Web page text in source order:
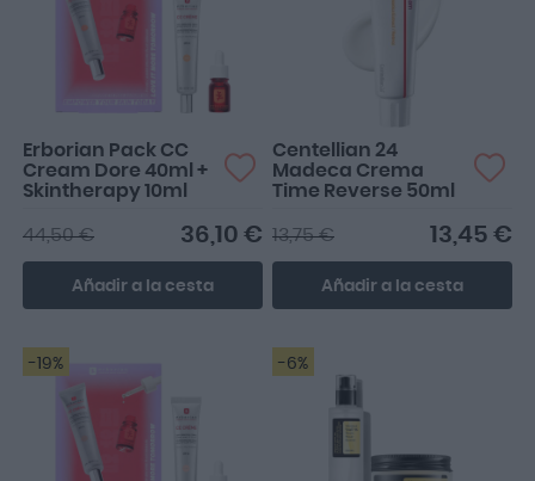
Erborian Pack CC
Cream Dore 40ml +
Skintherapy 10ml
36,10 €
44,50 €
Añadir a la cesta
Centellian 24
Madeca Crema
Time Reverse 50ml
13,45 €
13,75 €
Añadir a la cesta
-19% -6%